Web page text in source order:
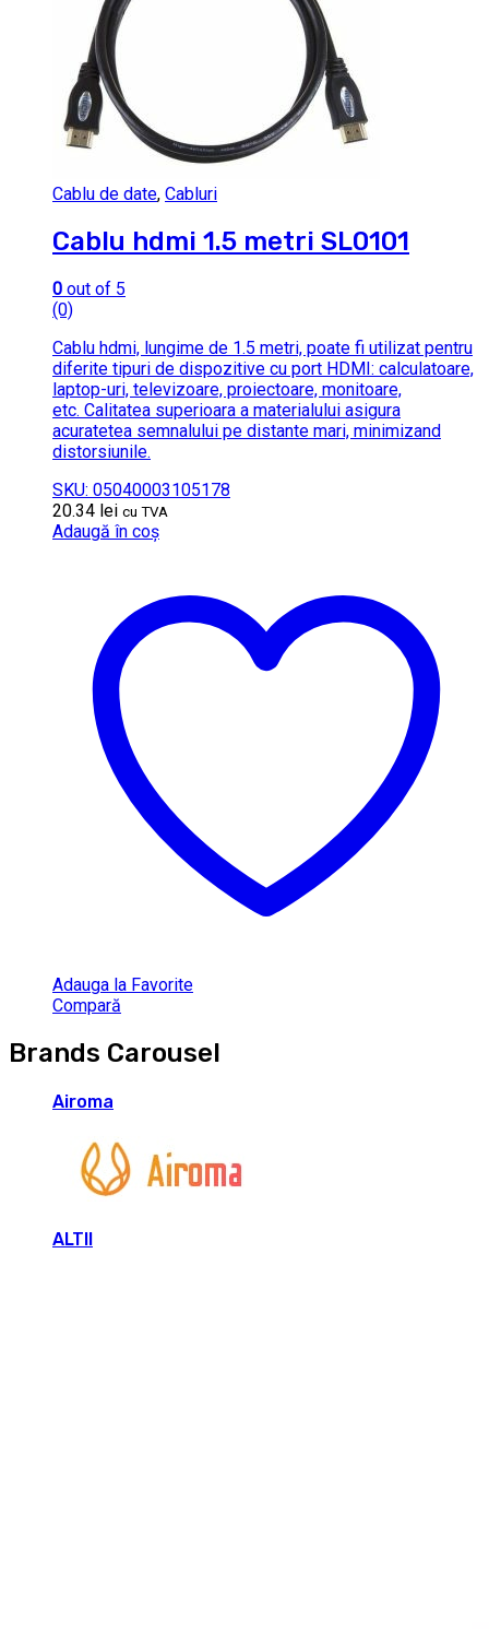
Cablu de date, Cabluri
Cablu hdmi 1.5 metri SL0101
0 out of 5
(0)
Cablu hdmi, lungime de 1.5 metri, poate fi utilizat pentru
diferite tipuri de dispozitive cu port HDMI: calculatoare,
laptop-uri, televizoare, proiectoare, monitoare,
etc. Calitatea superioara a materialului asigura
acuratetea semnalului pe distante mari, minimizand
distorsiunile.
SKU: 05040003105178
20.34 lei cu TVA
Adaugă în coș
Adauga la Favorite
Compară
Brands Carousel
Airoma
ALTII